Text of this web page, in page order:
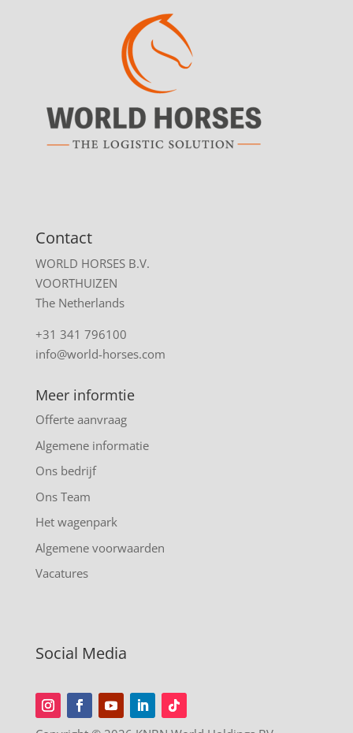
Contact
WORLD HORSES B.V.
VOORTHUIZEN
The Netherlands
+31 341 796100
info@world-horses.com
Meer informtie
Offerte aanvraag
Algemene informatie
Ons bedrijf
Ons Team
Het wagenpark
Algemene voorwaarden
Vacatures
Social Media